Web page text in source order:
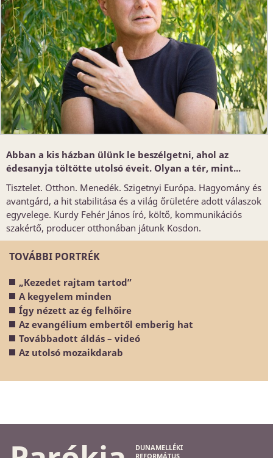
Abban a kis házban ülünk le beszélgetni, ahol az
édesanyja töltötte utolsó éveit. Olyan a tér, mint...
Tisztelet. Otthon. Menedék. Szigetnyi Európa. Hagyomány és
avantgárd, a hit stabilitása és a világ őrületére adott válaszok
egyvelege. Kurdy Fehér János író, költő, kommunikációs
szakértő, producer otthonában játunk Kosdon.
TOVÁBBI PORTRÉK
„Kezedet rajtam tartod”
A kegyelem minden
Így nézett az ég felhőire
Az evangélium embertől emberig hat
Továbbadott áldás – videó
Az utolsó mozaikdarab
DUNAMELLÉKI
REFORMÁTUS